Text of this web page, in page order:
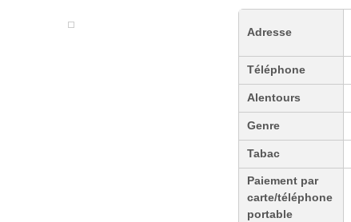
Adresse
Téléphone
Alentours
Genre
Tabac
Paiement par
carte/téléphone
portable